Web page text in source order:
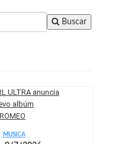
Buscar
ULTRA anuncia
albúm
MUSICA